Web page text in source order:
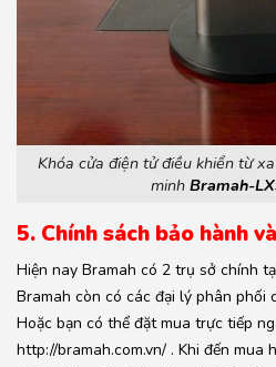
Khóa cửa điện tử điều khiển từ
minh Bramah-
5. Chính sách bảo hành
Hiện nay Bramah có 2 trụ sở chính
Bramah còn có các đại lý phân phối
Hoặc bạn có thể đặt mua trực tiếp
http://bramah.com.vn/ . Khi đến mua